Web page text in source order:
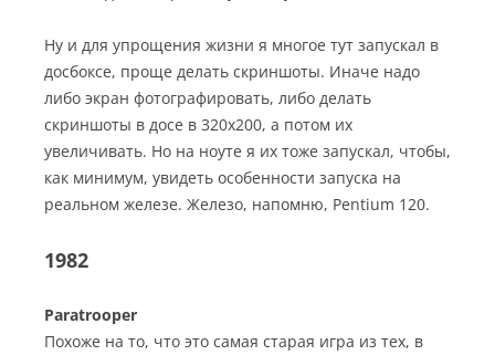
Ну и для упрощения жизни я многое тут запускал в
досбоксе, проще делать скриншоты. Иначе надо
либо экран фотографировать, либо делать
скриншоты в досе в 320х200, а потом их
увеличивать. Но на ноуте я их тоже запускал, чтобы,
как минимум, увидеть особенности запуска на
реальном железе. Железо, напомню, Pentium 120.
1982
Paratrooper
Похоже на то, что это самая старая игра из тех, в